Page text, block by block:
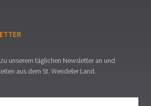
unserem täglichen Newsletter an und
aus dem St. Wendeler Land.